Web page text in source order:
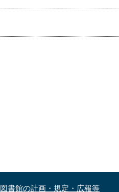
図書館の計画・規定・広報等